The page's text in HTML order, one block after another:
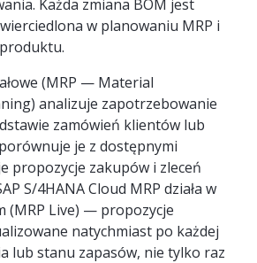
Każda zmiana BOM jest
w planowaniu MRP i
(MRP — Material
analizuje zapotrzebowanie
zamówień klientów lub
je z dostępnymi
propozycje zakupów i zleceń
S/4HANA Cloud MRP działa w
(MRP Live) — propozycje
natychmiast po każdej
lub stanu zapasów, nie tylko raz